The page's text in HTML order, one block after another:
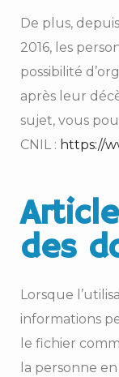
De plus,
2016, les
possibilité
après leur
sujet, vous
CNIL : https://
des
Lorsque
informations
le fichier
la personne